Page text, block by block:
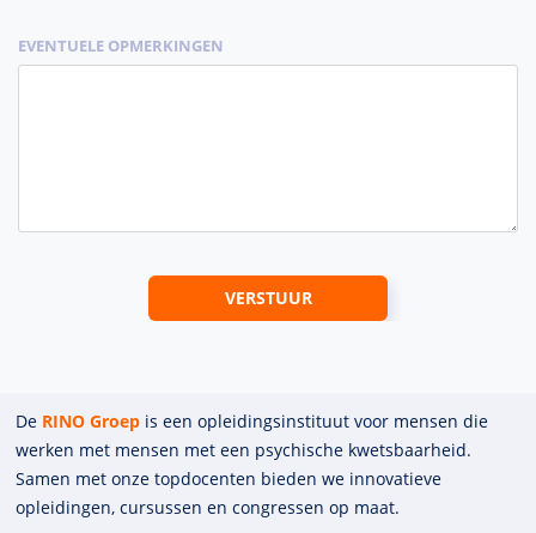
EVENTUELE OPMERKINGEN
De RINO Groep is een opleidings­insti­tuut voor mensen die
werken met mensen met een psychische kwets­baar­heid.
Samen met onze top­docenten bieden we innova­tieve
opleidingen, cursussen en congres­sen op maat.